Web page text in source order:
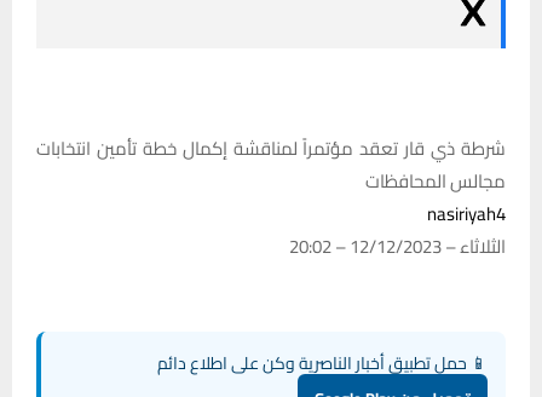
شرطة ذي قار تعقد مؤتمراً لمناقشة إكمال خطة تأمين انتخابات
مجالس المحافظات
nasiriyah4
الثلاثاء – 12/12/2023 – 20:02
📱 حمل تطبيق أخبار الناصرية وكن على اطلاع دائم